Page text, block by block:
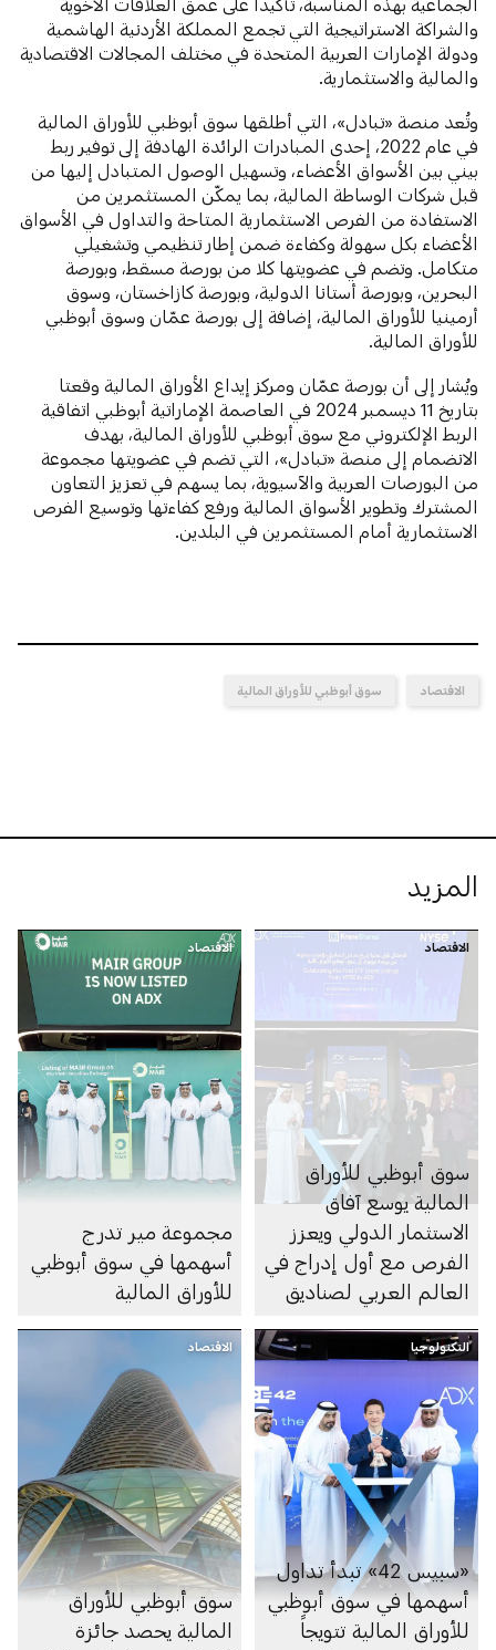
والشراكة الاستراتيجية التي تجمع المملكة الأردنية الهاشمية
ودولة الإمارات العربية المتحدة في مختلف المجالات الاقتصادية
والمالية والاستثمارية.
وتُعد منصة «تبادل»، التي أطلقها سوق أبوظبي للأوراق المالية
في عام 2022، إحدى المبادرات الرائدة الهادفة إلى توفير ربط
بيني بين الأسواق الأعضاء، وتسهيل الوصول المتبادل إليها من
قبل شركات الوساطة المالية، بما يمكّن المستثمرين من
الاستفادة من الفرص الاستثمارية المتاحة والتداول في الأسواق
الأعضاء بكل سهولة وكفاءة ضمن إطار تنظيمي وتشغيلي
متكامل. وتضم في عضويتها كلا من بورصة مسقط، وبورصة
البحرين، وبورصة أستانا الدولية، وبورصة كازاخستان، وسوق
أرمينيا للأوراق المالية، إضافة إلى بورصة عمّان وسوق أبوظبي
للأوراق المالية.
ويُشار إلى أن بورصة عمّان ومركز إيداع الأوراق المالية وقعتا
بتاريخ 11 ديسمبر 2024 في العاصمة الإماراتية أبوظبي اتفاقية
الربط الإلكتروني مع سوق أبوظبي للأوراق المالية، بهدف
الانضمام إلى منصة «تبادل»، التي تضم في عضويتها مجموعة
من البورصات العربية والآسيوية، بما يسهم في تعزيز التعاون
المشترك وتطوير الأسواق المالية ورفع كفاءتها وتوسيع الفرص
الاستثمارية أمام المستثمرين في البلدين.
الاقتصاد سوق أبوظبي للأوراق المالية
المزيد
الاقتصاد
سوق أبوظبي للأوراق
المالية يوسع آفاق
الاستثمار الدولي ويعزز
الفرص مع أول إدراج في
العالم العربي لصناديق
المسجلة في الولايات
المتحدة
الاقتصاد
مجموعة مير تدرج
أسهمها في سوق أبوظبي
للأوراق المالية
التكنولوجيا
«سبيس 42» تبدأ تداول
أسهمها في سوق أبوظبي
للأوراق المالية تتويجاً
الاقتصاد
سوق أبوظبي للأوراق
المالية يحصد جائزة